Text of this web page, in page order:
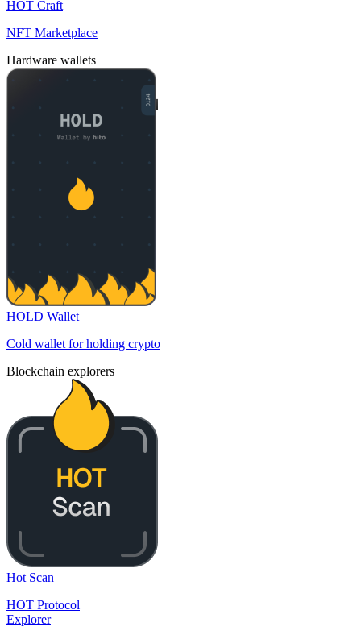
HOT Craft
NFT Marketplace
Hardware wallets
HOLD Wallet
Cold wallet for holding crypto
Blockchain explorers
Hot Scan
HOT Protocol
Explorer